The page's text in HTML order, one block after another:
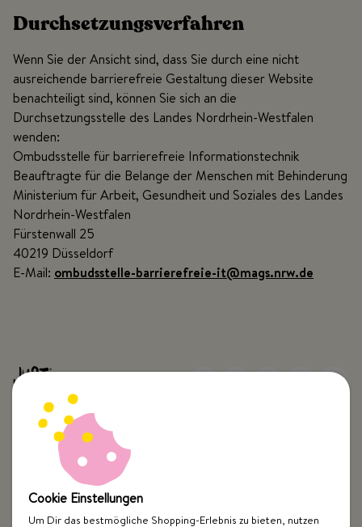
Durchsetzungsverfahren
Wenn Sie der Ansicht sind, dass Sie durch eine nicht
ausreichende barrierefreie Gestaltung dieser Website
benachteiligt sind, können Sie sich an die
Durchsetzungsstelle des Landes Nordrhein-Westfalen
wenden:
Ombudsstelle für barrierefreie Informationstechnik
Beauftragte für die Belange der Menschen mit Behinderung
Ministerium für Arbeit, Gesundheit und Soziales des Landes
Nordrhein-Westfalen
Fürstenwall 25
40219 Düsseldorf
E-Mail: ombudsstelle-barrierefreie-it@mags.nrw.de
Top Kategorien
Just Spices
Cookie Einstellungen
Um Dir das bestmögliche Shopping-Erlebnis zu bieten, nutzen